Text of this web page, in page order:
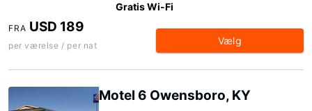
Gratis Wi-Fi
FRA USD 189
per værelse / per nat Vælg
Motel 6 Owensboro, KY